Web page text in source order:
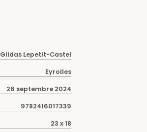
Gildas Lepetit-Castel
Eyrolles
26 septembre 2024
9782416017339
23 x 18